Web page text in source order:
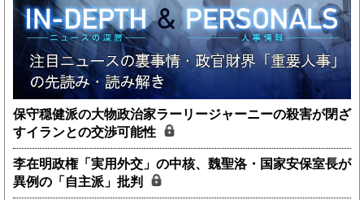
保守穏健派の大物政治家ラーリージャーニーの殺害が閉ざ
すイランとの交渉可能性
李在明政権「実用外交」の中核、魏聖洛・国家安保室長が
異例の「自主派」批判